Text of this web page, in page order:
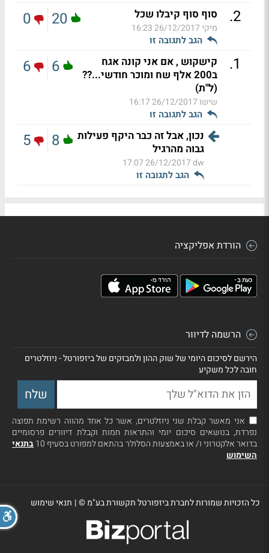
2
. סוף סוף קיבלו שכל
מיקי26/12/2017 16:23
הגב לתגובה זו
20
0
1
.
קישקוש , אם אני קונה אגח
ב200 אלף שח ומוכר חודשי...??
(ל"ת)
שישו26/12/2017 16:17
הגב לתגובה זו
6
6
נכון, אבל זה כבר היקף פעילות
גבוה מהרגיל
dw
26/12/2017 17:07
הגב לתגובה זו
8
5
הורדת אפליקציה
הרשמה לדיוור
הירשם לסיכום היומי של שוק ההון ולמבזקים של ביזפורטל - ניוזלטרים
חובה לכל משקיע
אני מאשר קבלת שני ניוזלטרים, אשר כל אחד מהווה רשימת תפוצה
נפרדת, בנושאים סיכום יומי והתראות חמות וקבלת דיוורים פרסומיים
בדואר אלקטרוני ו/ או באמצעות הסלולר בהתאם למפורט בסעיף 10
בתנאי
השימוש
כל הזכויות שמורות לחברת ביזפורטל תקשורת בע"מ ©| תנאי שימוש